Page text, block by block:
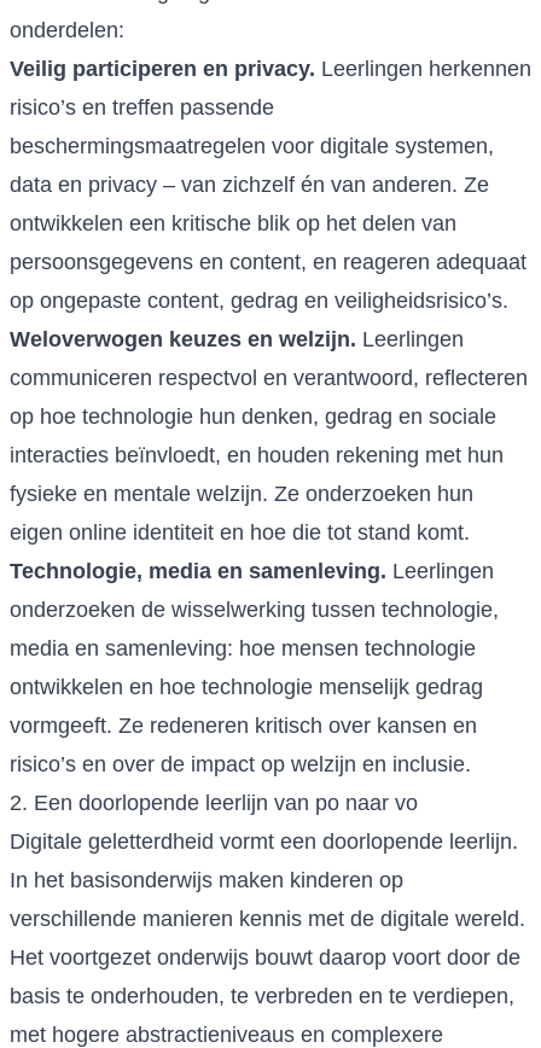
onderdelen:
Veilig participeren en privacy. Leerlingen herkennen
risico’s en treffen passende
beschermingsmaatregelen voor digitale systemen,
data en privacy – van zichzelf én van anderen. Ze
ontwikkelen een kritische blik op het delen van
persoonsgegevens en content, en reageren adequaat
op ongepaste content, gedrag en veiligheidsrisico’s.
Weloverwogen keuzes en welzijn. Leerlingen
communiceren respectvol en verantwoord, reflecteren
op hoe technologie hun denken, gedrag en sociale
interacties beïnvloedt, en houden rekening met hun
fysieke en mentale welzijn. Ze onderzoeken hun
eigen online identiteit en hoe die tot stand komt.
Technologie, media en samenleving. Leerlingen
onderzoeken de wisselwerking tussen technologie,
media en samenleving: hoe mensen technologie
ontwikkelen en hoe technologie menselijk gedrag
vormgeeft. Ze redeneren kritisch over kansen en
risico’s en over de impact op welzijn en inclusie.
2. Een doorlopende leerlijn van po naar vo
Digitale geletterdheid vormt een doorlopende leerlijn.
In het basisonderwijs maken kinderen op
verschillende manieren kennis met de digitale wereld.
Het voortgezet onderwijs bouwt daarop voort door de
basis te onderhouden, te verbreden en te verdiepen,
met hogere abstractieniveaus en complexere